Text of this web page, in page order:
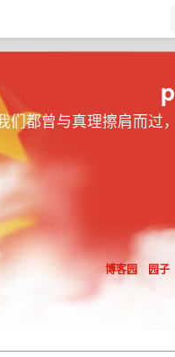
们都曾与真理擦肩而过
博客园 园子